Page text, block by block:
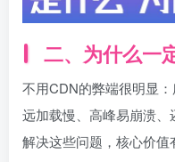
二、为什么一
不用CDN的弊端很明显
远加载慢、高峰易崩溃
解决这些问题，核心价值